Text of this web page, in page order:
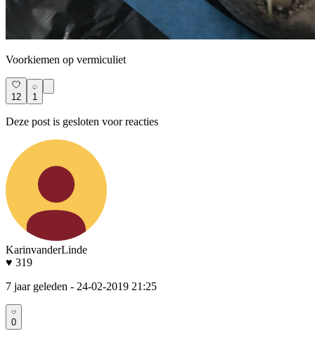
Voorkiemen op vermiculiet
12 1
Deze post is gesloten voor reacties
KarinvanderLinde
♥ 319
7 jaar geleden - 24-02-2019 21:25
0